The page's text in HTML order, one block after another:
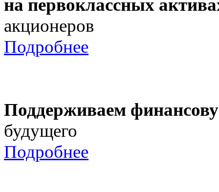
на первоклассных
акционеров
Подробнее
Поддерживаем
будущего
Подробнее